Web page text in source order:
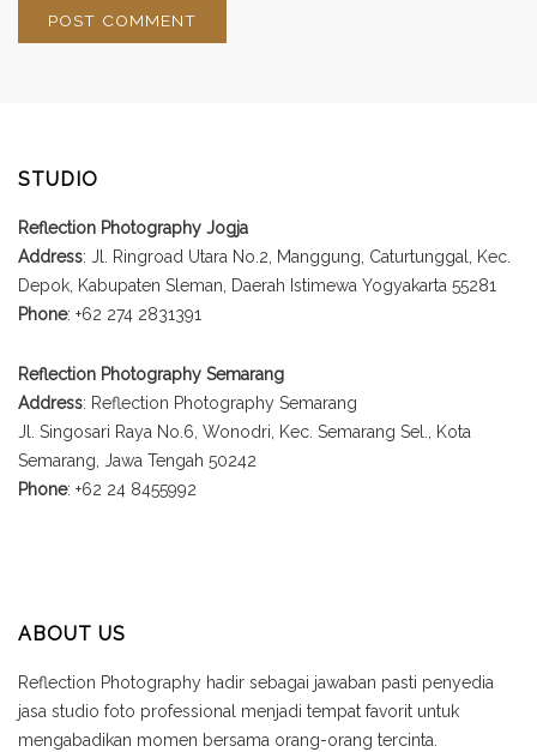
STUDIO
Reflection Photography Jogja
Address: Jl. Ringroad Utara No.2, Manggung, Caturtunggal, Kec.
Depok, Kabupaten Sleman, Daerah Istimewa Yogyakarta 55281
Phone: +62 274 2831391
Reflection Photography Semarang
Address: Reflection Photography Semarang
Jl. Singosari Raya No.6, Wonodri, Kec. Semarang Sel., Kota
Semarang, Jawa Tengah 50242
Phone: +62 24 8455992
ABOUT US
Reflection Photography hadir sebagai jawaban pasti penyedia
jasa studio foto professional menjadi tempat favorit untuk
mengabadikan momen bersama orang-orang tercinta.